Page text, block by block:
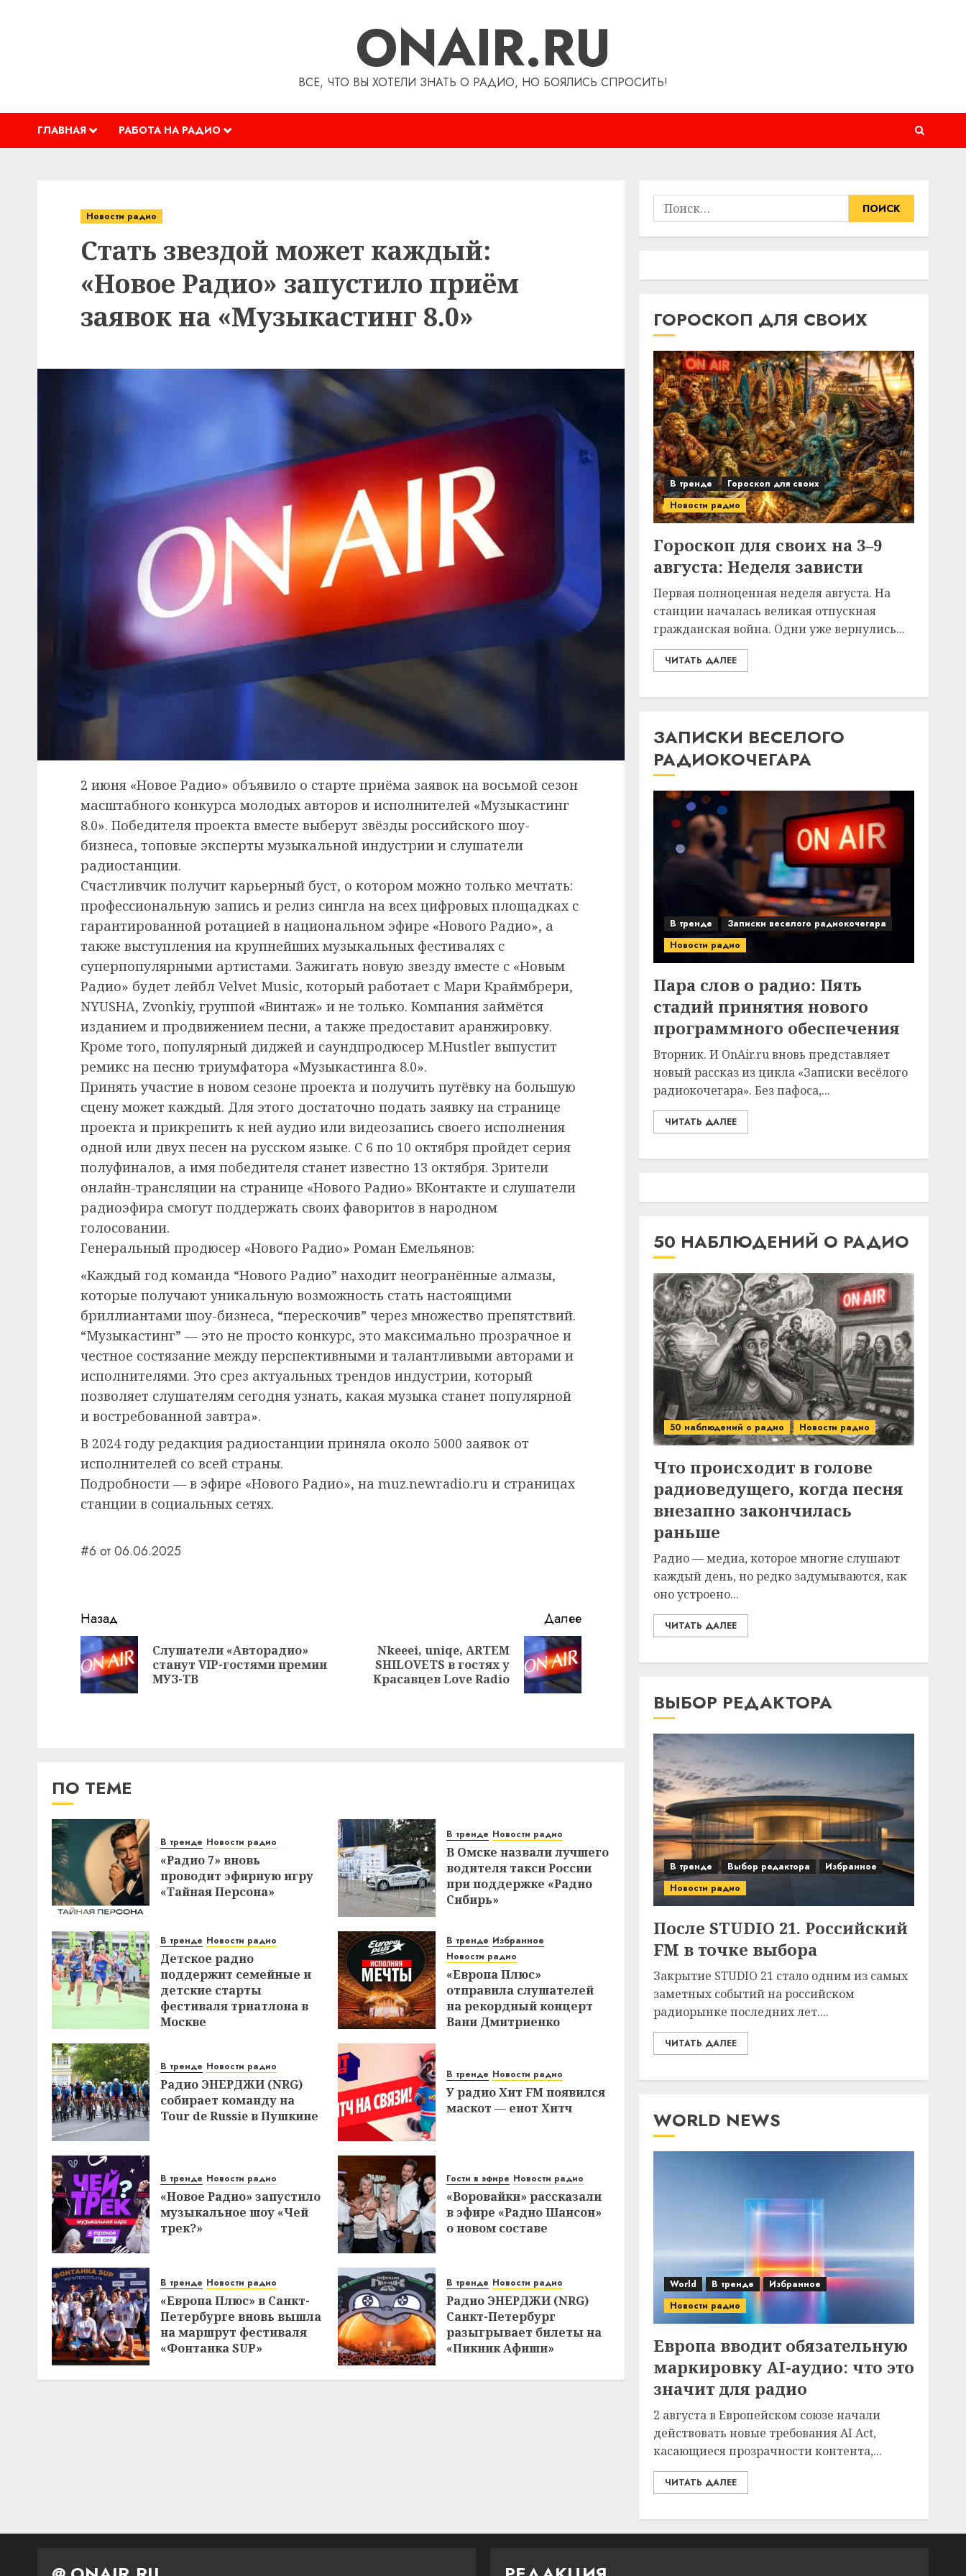
ONAIR.RU
ВСЕ, ЧТО ВЫ ХОТЕЛИ ЗНАТЬ О РАДИО, НО БОЯЛИСЬ СПРОСИТЬ!
ГЛАВНАЯ РАБОТА НА РАДИО
Новости радио
Стать звездой может каждый:
«Новое Радио» запустило приём
заявок на «Музыкастинг 8.0»
2 июня «Новое Радио» объявило о старте приёма заявок на восьмой сезон
масштабного конкурса молодых авторов и исполнителей «Музыкастинг
8.0». Победителя проекта вместе выберут звёзды российского шоу-
бизнеса, топовые эксперты музыкальной индустрии и слушатели
радиостанции.
Счастливчик получит карьерный буст, о котором можно только мечтать:
профессиональную запись и релиз сингла на всех цифровых площадках с
гарантированной ротацией в национальном эфире «Нового Радио», а
также выступления на крупнейших музыкальных фестивалях с
суперпопулярными артистами. Зажигать новую звезду вместе с «Новым
Радио» будет лейбл Velvet Music, который работает с Мари Краймбрери,
NYUSHA, Zvonkiy, группой «Винтаж» и не только. Компания займётся
изданием и продвижением песни, а также предоставит аранжировку.
Кроме того, популярный диджей и саундпродюсер M.Hustler выпустит
ремикс на песню триумфатора «Музыкастинга 8.0».
Принять участие в новом сезоне проекта и получить путёвку на большую
сцену может каждый. Для этого достаточно подать заявку на странице
проекта и прикрепить к ней аудио или видеозапись своего исполнения
одной или двух песен на русском языке. С 6 по 10 октября пройдет серия
полуфиналов, а имя победителя станет известно 13 октября. Зрители
онлайн-трансляции на странице «Нового Радио» ВКонтакте и слушатели
радиоэфира смогут поддержать своих фаворитов в народном
голосовании.
Генеральный продюсер «Нового Радио» Роман Емельянов:
«Каждый год команда “Нового Радио” находит неогранённые алмазы,
которые получают уникальную возможность стать настоящими
бриллиантами шоу-бизнеса, “перескочив” через множество препятствий.
“Музыкастинг” — это не просто конкурс, это максимально прозрачное и
честное состязание между перспективными и талантливыми авторами и
исполнителями. Это срез актуальных трендов индустрии, который
позволяет слушателям сегодня узнать, какая музыка станет популярной
и востребованной завтра».
В 2024 году редакция радиостанции приняла около 5000 заявок от
исполнителей со всей страны.
Подробности — в эфире «Нового Радио», на muz.newradio.ru и страницах
станции в социальных сетях.
#6 от 06.06.2025
Навигация
записи
Назад
Предыдущая
запись:
Слушатели «Авторадио»
станут VIP-гостями премии
МУЗ-ТВ
Далее
Следующая
запись:
Nkeeei, uniqe, ARTEM
SHILOVETS в гостях у
Красавцев Love Radio
ПО ТЕМЕ
В тренде Новости радио
«Радио 7» вновь
проводит эфирную игру
«Тайная Персона»
В тренде Новости радио
В Омске назвали лучшего
водителя такси России
при поддержке «Радио
Сибирь»
В тренде Новости радио
Детское радио
поддержит семейные и
детские старты
фестиваля триатлона в
Москве
В тренде Избранное
Новости радио
«Европа Плюс»
отправила слушателей
на рекордный концерт
Вани Дмитриенко
В тренде Новости радио
Радио ЭНЕРДЖИ (NRG)
собирает команду на
Tour de Russie в Пушкине
В тренде Новости радио
У радио Хит FM появился
маскот — енот Хитч
В тренде Новости радио
«Новое Радио» запустило
музыкальное шоу «Чей
трек?»
Гости в эфире Новости радио
«Воровайки» рассказали
в эфире «Радио Шансон»
о новом составе
В тренде Новости радио
«Европа Плюс» в Санкт-
Петербурге вновь вышла
на маршрут фестиваля
«Фонтанка SUP»
В тренде Новости радио
Радио ЭНЕРДЖИ (NRG)
Санкт-Петербург
разыгрывает билеты на
«Пикник Афиши»
Найти:
ГОРОСКОП ДЛЯ СВОИХ
В тренде
Гороскоп для своих
Новости радио
Гороскоп для своих на 3–9
августа: Неделя зависти
Первая полноценная неделя августа. На
станции началась великая отпускная
гражданская война. Одни уже вернулись...
ЧИТАТЬ ДАЛЕЕ
ЗАПИСКИ ВЕСЕЛОГО
РАДИОКОЧЕГАРА
В тренде
Записки веселого радиокочегара
Новости радио
Пара слов о радио: Пять
стадий принятия нового
программного обеспечения
Вторник. И OnAir.ru вновь представляет
новый рассказ из цикла «Записки весёлого
радиокочегара». Без пафоса,...
ЧИТАТЬ ДАЛЕЕ
50 НАБЛЮДЕНИЙ О РАДИО
50 наблюдений о радио Новости радио
Что происходит в голове
радиоведущего, когда песня
внезапно закончилась
раньше
Радио — медиа, которое многие слушают
каждый день, но редко задумываются, как
оно устроено...
ЧИТАТЬ ДАЛЕЕ
ВЫБОР РЕДАКТОРА
В тренде Выбор редактора
Избранное
Новости радио
После STUDIO 21. Российский
FM в точке выбора
Закрытие STUDIO 21 стало одним из самых
заметных событий на российском
радиорынке последних лет....
ЧИТАТЬ ДАЛЕЕ
WORLD NEWS
World В тренде
Избранное
Новости радио
Европа вводит обязательную
маркировку AI-аудио: что это
значит для радио
2 августа в Европейском союзе начали
действовать новые требования AI Act,
касающиеся прозрачности контента,...
ЧИТАТЬ ДАЛЕЕ